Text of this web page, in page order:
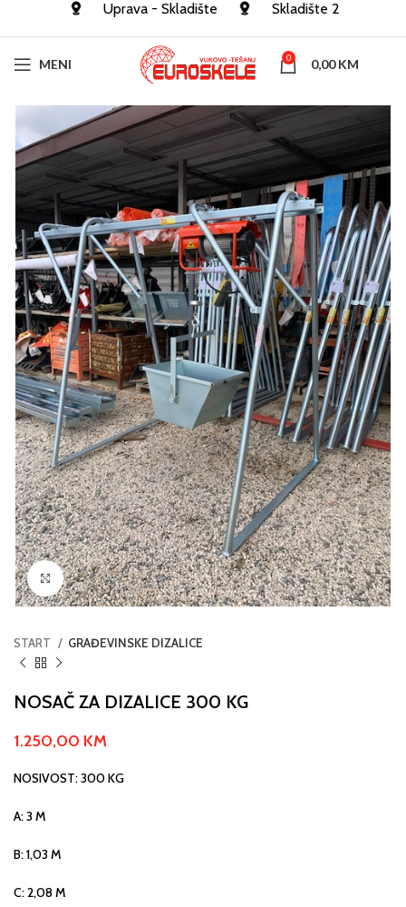
Uprava - Skladište Skladište 2
MENI 0 0,00KM
Click to enlarge
START GRAĐEVINSKE DIZALICE
NOSAČ ZA DIZALICE 300 KG
1.250,00 KM
NOSIVOST: 300 KG
A: 3 M
B: 1,03 M
C: 2,08 M